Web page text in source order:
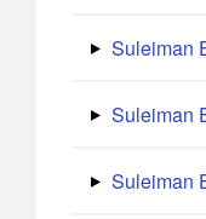
Suleiman
Suleiman
Suleiman